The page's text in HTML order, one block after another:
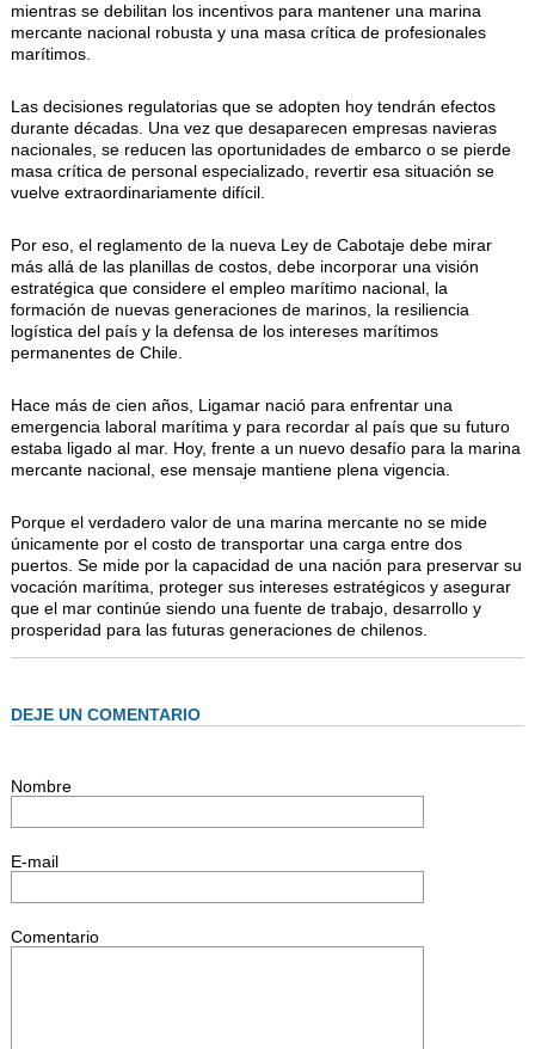
mientras se debilitan los incentivos para mantener una marina
mercante nacional robusta y una masa crítica de profesionales
marítimos.
Las decisiones regulatorias que se adopten hoy tendrán efectos
durante décadas. Una vez que desaparecen empresas navieras
nacionales, se reducen las oportunidades de embarco o se pierde
masa crítica de personal especializado, revertir esa situación se
vuelve extraordinariamente difícil.
Por eso, el reglamento de la nueva Ley de Cabotaje debe mirar
más allá de las planillas de costos, debe incorporar una visión
estratégica que considere el empleo marítimo nacional, la
formación de nuevas generaciones de marinos, la resiliencia
logística del país y la defensa de los intereses marítimos
permanentes de Chile.
Hace más de cien años, Ligamar nació para enfrentar una
emergencia laboral marítima y para recordar al país que su futuro
estaba ligado al mar. Hoy, frente a un nuevo desafío para la marina
mercante nacional, ese mensaje mantiene plena vigencia.
Porque el verdadero valor de una marina mercante no se mide
únicamente por el costo de transportar una carga entre dos
puertos. Se mide por la capacidad de una nación para preservar su
vocación marítima, proteger sus intereses estratégicos y asegurar
que el mar continúe siendo una fuente de trabajo, desarrollo y
prosperidad para las futuras generaciones de chilenos.
DEJE UN COMENTARIO
Nombre
E-mail
Comentario